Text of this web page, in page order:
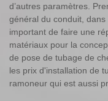
d’autres paramètres.
général du conduit,
important de faire une
matériaux pour la
de pose de tubage de
les prix d'installation de
ramoneur qui est aussi